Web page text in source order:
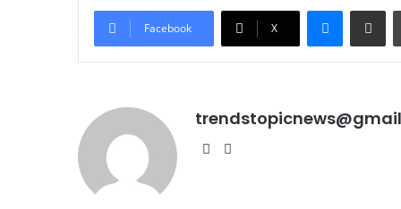
Facebook X
Share
Website